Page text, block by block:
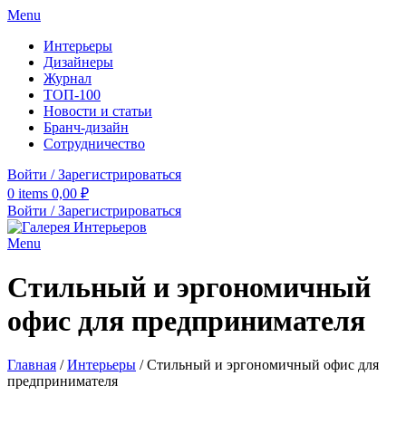
Menu
Интерьеры
Дизайнеры
Журнал
ТОП-100
Новости и статьи
Бранч-дизайн
Сотрудничество
Войти / Зарегистрироваться
0 items 0,00 ₽
Войти / Зарегистрироваться
Menu
Стильный и эргономичный
офис для предпринимателя
Главная /Интерьеры /Стильный и эргономичный офис для
предпринимателя